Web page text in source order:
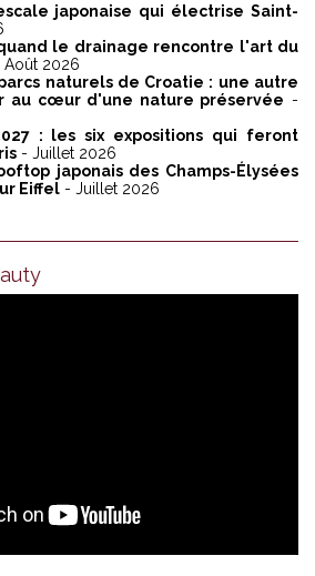
japonaise qui électrise Saint-
quand le drainage rencontre l'art du
Août 2026
naturels de Croatie : une autre
au cœur d'une nature préservée -
: les six expositions qui feront
- Juillet 2026
japonais des Champs-Élysées
Eiffel - Juillet 2026